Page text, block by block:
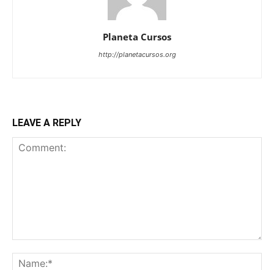
Planeta Cursos
http://planetacursos.org
LEAVE A REPLY